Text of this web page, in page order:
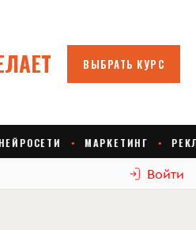
Войти